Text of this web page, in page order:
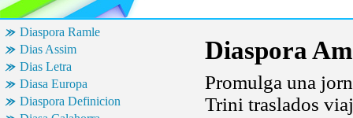
Diaspora Ramle
Dias Assim
Dias Letra
Diasa Europa
Diaspora Definicion
Diaspora
Promulga una
Trini traslados